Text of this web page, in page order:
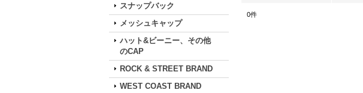
スナップバック
メッシュキャップ
ハット&ビーニー、その他
のCAP
ROCK & STREET BRAND
WEST COAST BRAND
0件